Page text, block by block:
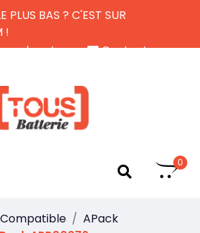
PLUS BAS ? C'EST SUR
!
de retour
Contactez-nous
0
APack